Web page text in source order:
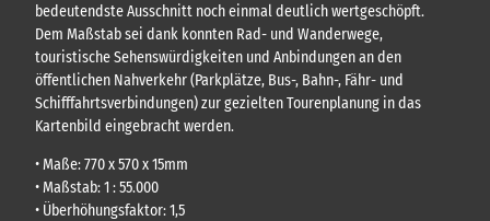
bedeutendste Ausschnitt noch einmal deutlich wertgeschöpft.
Dem Maßstab sei dank konnten Rad- und Wanderwege,
touristische Sehenswürdigkeiten und Anbindungen an den
öffentlichen Nahverkehr (Parkplätze, Bus-, Bahn-, Fähr- und
Schifffahrtsverbindungen) zur gezielten Tourenplanung in das
Kartenbild eingebracht werden.
• Maße: 770 x 570 x 15mm
• Maßstab: 1 : 55.000
• Überhöhungsfaktor: 1,5